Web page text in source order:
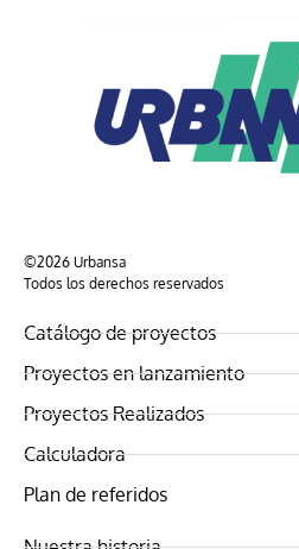
©2026 Urbansa
Todos los derechos reservados
Catálogo de proyectos
Proyectos en lanzamiento
Proyectos Realizados
Calculadora
Plan de referidos